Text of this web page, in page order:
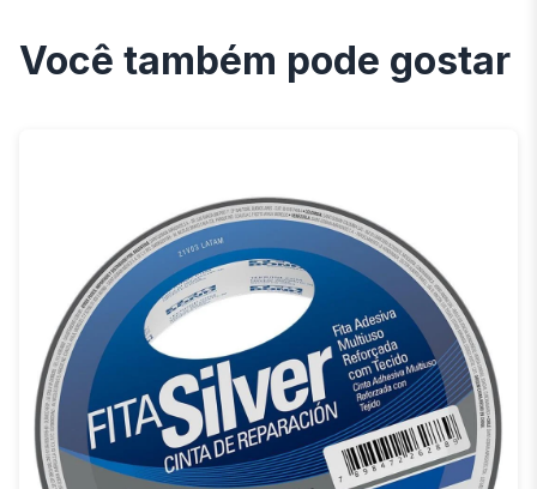
Você também pode gostar